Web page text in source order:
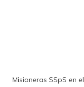
Misioneras SSpS en